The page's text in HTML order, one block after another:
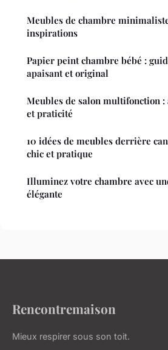
Meubles de chambre
inspirations
Papier peint chambre bébé :
apaisant et original
Meubles de salon multifonction
et praticité
10 idées de meubles derrière
chic et pratique
Illuminez votre chambre avec
élégante
Rencontremaison
Mieux respirer sous son toit.